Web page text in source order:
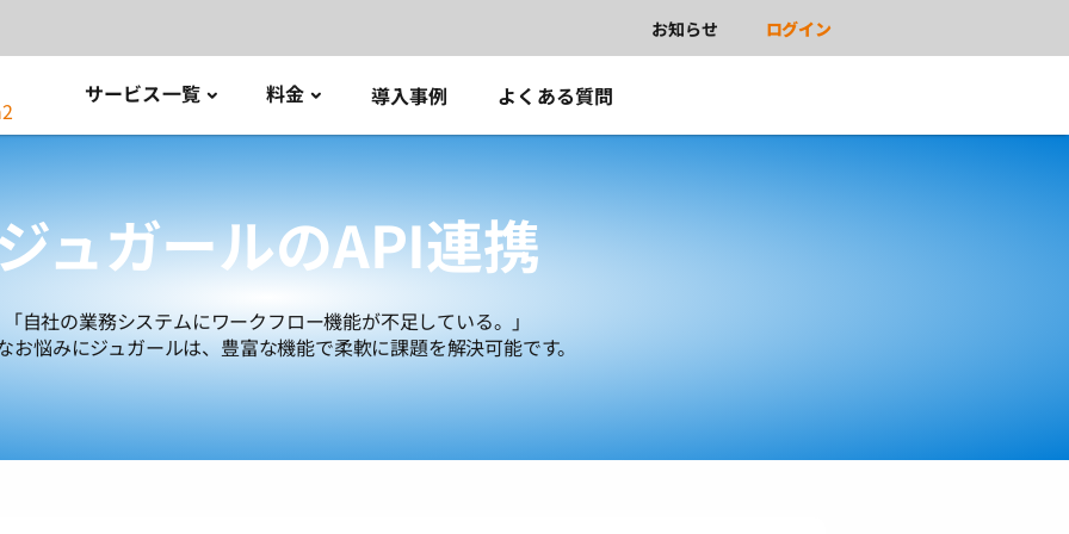
お知らせ ログイン
サービス一覧 料金 導入事例 よくある質問
ュガールのAPI連携
「自社の業務システムにワークフロー機能が不足している。」
お悩みにジュガールは、豊富な機能で柔軟に課題を解決可能です。